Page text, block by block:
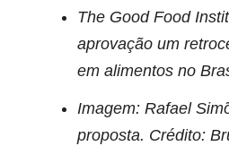
The Good Food
aprovação um
em alimentos no
Imagem: Rafael
proposta. Crédito: